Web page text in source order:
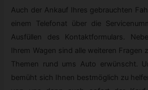
Auch der Ankauf Ihres gebrauchten
einem Telefonat über die
Ausfüllen des Kontaktformulars.
Ihrem Wagen sind alle weiteren Fragen
Themen rund ums Auto erwünscht.
bemüht sich Ihnen bestmöglich zu